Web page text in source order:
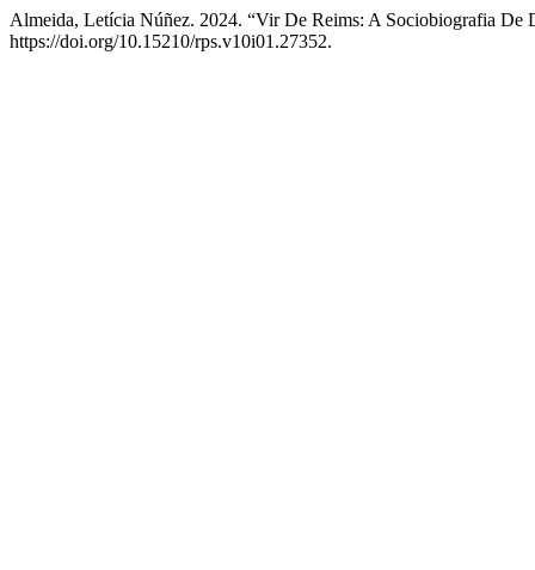
Almeida, Letícia Núñez. 2024. “Vir De Reims: A Sociobiografia De
https://doi.org/10.15210/rps.v10i01.27352.